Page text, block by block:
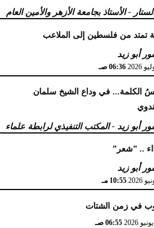
- الأستاذ بجامعة الأزهر والأمين العام
تمتد من فلسطين إلى الملاعب
أبو زيد
06:36 صـ
الكلمة... في وداع الشيخ سلمان
أبو زيد - المكتب التنفيذي لرابطة علماء
.. ”شعر”
أبو زيد
10:55 مـ
في زمن الشتات
06:55 صـ